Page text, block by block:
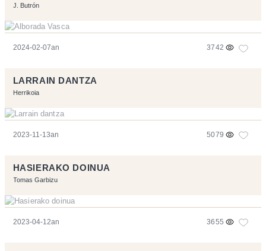
J. Butrón
2024-02-07an 3742
LARRAIN DANTZA
Herrikoia
2023-11-13an 5079
HASIERAKO DOINUA
Tomas Garbizu
2023-04-12an 3655